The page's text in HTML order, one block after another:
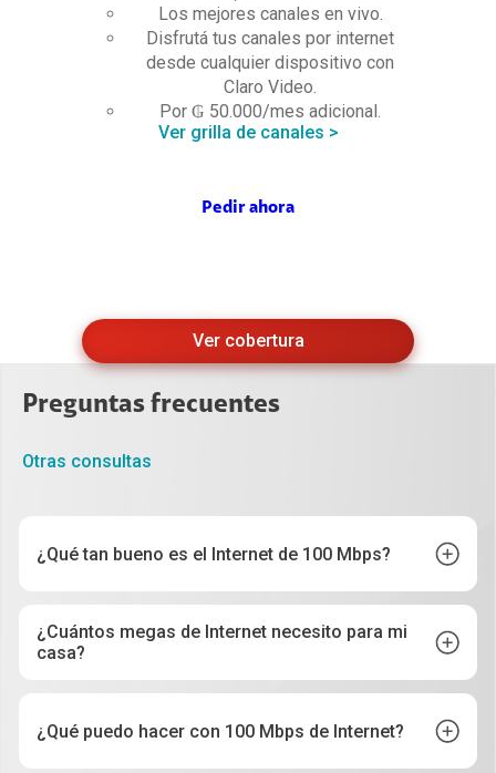
Los mejores canales en vivo.
Disfrutá tus canales por internet
desde cualquier dispositivo con
Claro Video.
Por ₲ 50.000/mes adicional.
Ver grilla de canales >
Pedir ahora
Ver cobertura
Preguntas frecuentes
Otras consultas
¿Qué tan bueno es el Internet de 100 Mbps?
¿Cuántos megas de Internet necesito para mi
casa?
¿Qué puedo hacer con 100 Mbps de Internet?